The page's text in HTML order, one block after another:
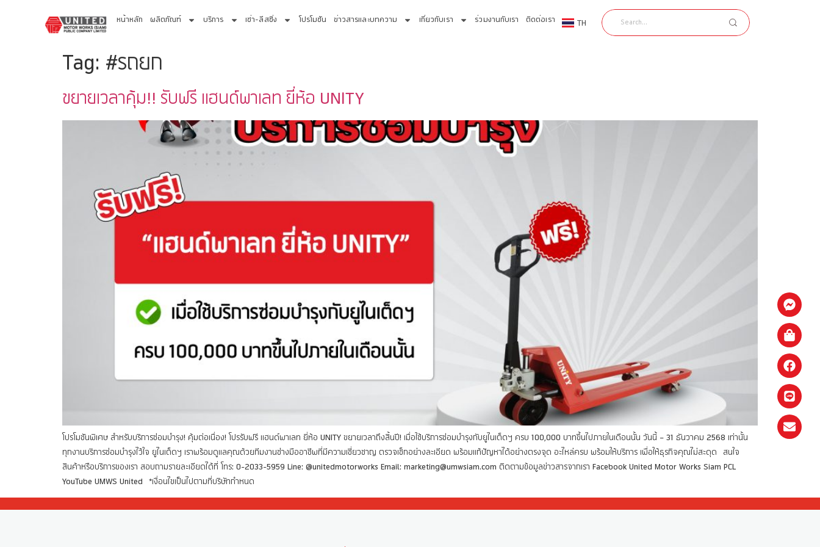
หน้าหลัก ผลิตภัณฑ์ บริการ เช่า-ลีสซิ่ง โปรโมชัน ข่าวสารและบทความ เกี่ยวกับเรา ร่วมงานกับเรา ติดต่อเรา TH
EN
Tag: #รถยก
ขยายเวลาคุ้ม!! รับฟรี แฮนด์พาเลท ยี่ห้อ UNITY
โปรโมชันพิเศษ สำหรับบริการซ่อมบำรุง! คุ้มต่อเนื่อง! โปรรับฟรี แฮนด์พาเลท ยี่ห้อ UNITY ขยายเวลาถึงสิ้นปี! เมื่อใช้บริการซ่อมบำรุงกับยูไนเต็ดฯ ครบ 100,000 บาทขึ้นไปภายในเดือนนั้น วันนี้ – 31 ธันวาคม 2568 เท่านั้น
ทุกงานบริการซ่อมบำรุงไว้ใจ ยูไนเต็ดฯ เราพร้อมดูแลคุณด้วยทีมงานช่างมืออาชีพที่มีความเชี่ยวชาญ ตรวจเช็กอย่างละเอียด พร้อมแก้ปัญหาได้อย่างตรงจุด อะไหล่ครบ พร้อมให้บริการ เพื่อให้ธุรกิจคุณไม่สะดุด สนใจ
สินค้าหรือบริการของเรา สอบถามรายละเอียดได้ที่ โทร: 0-2033-5959 Line: @unitedmotorworks Email: marketing@umwsiam.com ติดตามข้อมูลข่าวสารจากเรา Facebook United Motor Works Siam PCL
YouTube UMWS United *เงื่อนไขเป็นไปตามที่บริษัทกำหนด